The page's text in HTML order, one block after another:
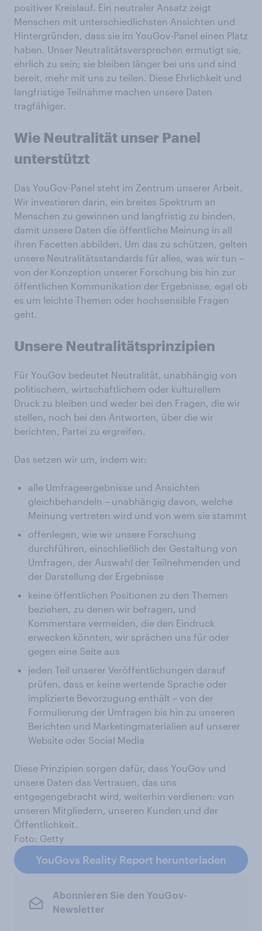
positiver Kreislauf. Ein neutraler Ansatz zeigt
Menschen mit unterschiedlichsten Ansichten und
Hintergründen, dass sie im YouGov-Panel einen Platz
haben. Unser Neutralitätsversprechen ermutigt sie,
ehrlich zu sein; sie bleiben länger bei uns und sind
bereit, mehr mit uns zu teilen. Diese Ehrlichkeit und
langfristige Teilnahme machen unsere Daten
tragfähiger.
Wie Neutralität unser Panel
unterstützt
Das YouGov-Panel steht im Zentrum unserer Arbeit.
Wir investieren darin, ein breites Spektrum an
Menschen zu gewinnen und langfristig zu binden,
damit unsere Daten die öffentliche Meinung in all
ihren Facetten abbilden. Um das zu schützen, gelten
unsere Neutralitätsstandards für alles, was wir tun –
von der Konzeption unserer Forschung bis hin zur
öffentlichen Kommunikation der Ergebnisse, egal ob
es um leichte Themen oder hochsensible Fragen
geht.
Unsere Neutralitätsprinzipien
Für YouGov bedeutet Neutralität, unabhängig von
politischem, wirtschaftlichem oder kulturellem
Druck zu bleiben und weder bei den Fragen, die wir
stellen, noch bei den Antworten, über die wir
berichten, Partei zu ergreifen.
Das setzen wir um, indem wir:
alle Umfrageergebnisse und Ansichten
gleichbehandeln – unabhängig davon, welche
Meinung vertreten wird und von wem sie stammt
offenlegen, wie wir unsere Forschung
durchführen, einschließlich der Gestaltung von
Umfragen, der Auswahl der Teilnehmenden und
der Darstellung der Ergebnisse
keine öffentlichen Positionen zu den Themen
beziehen, zu denen wir befragen, und
Kommentare vermeiden, die den Eindruck
erwecken könnten, wir sprächen uns für oder
gegen eine Seite aus
jeden Teil unserer Veröffentlichungen darauf
prüfen, dass er keine wertende Sprache oder
implizierte Bevorzugung enthält – von der
Formulierung der Umfragen bis hin zu unseren
Berichten und Marketingmaterialien auf unserer
Website oder Social Media
Diese Prinzipien sorgen dafür, dass YouGov und
unsere Daten das Vertrauen, das uns
entgegengebracht wird, weiterhin verdienen: von
unseren Mitgliedern, unseren Kunden und der
Öffentlichkeit.
Foto: Getty
YouGovs Reality Report herunterladen
Abonnieren Sie den YouGov-
Newsletter